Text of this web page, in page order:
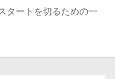
タートを切るための一